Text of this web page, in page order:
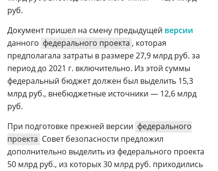
руб.
Документ пришел на смену предыдущей версии
данного федерального проекта , которая
предполагала затраты в размере 27,9 млрд руб. за
период до 2021 г. включительно. Из этой суммы
федеральный бюджет должен был выделить 15,3
млрд руб., внебюджетные источники — 12,6 млрд
руб.
При подготовке прежней версии федерального
проекта Совет безопасности предложил
дополнительно выделить из федерального проекта
50 млрд руб., из которых 30 млрд руб. приходились